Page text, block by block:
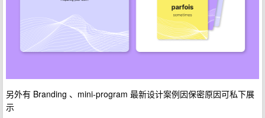
另外有 Branding 、mini-program 最新设计案例因保密原因可私下展
示